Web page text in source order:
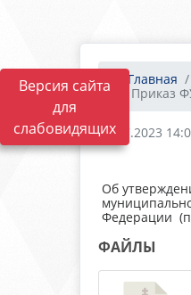
Версия сайта
для
слабовидящих
Главная
Приказ
20.07.2023
Об
Федерации
ФАЙЛЫ